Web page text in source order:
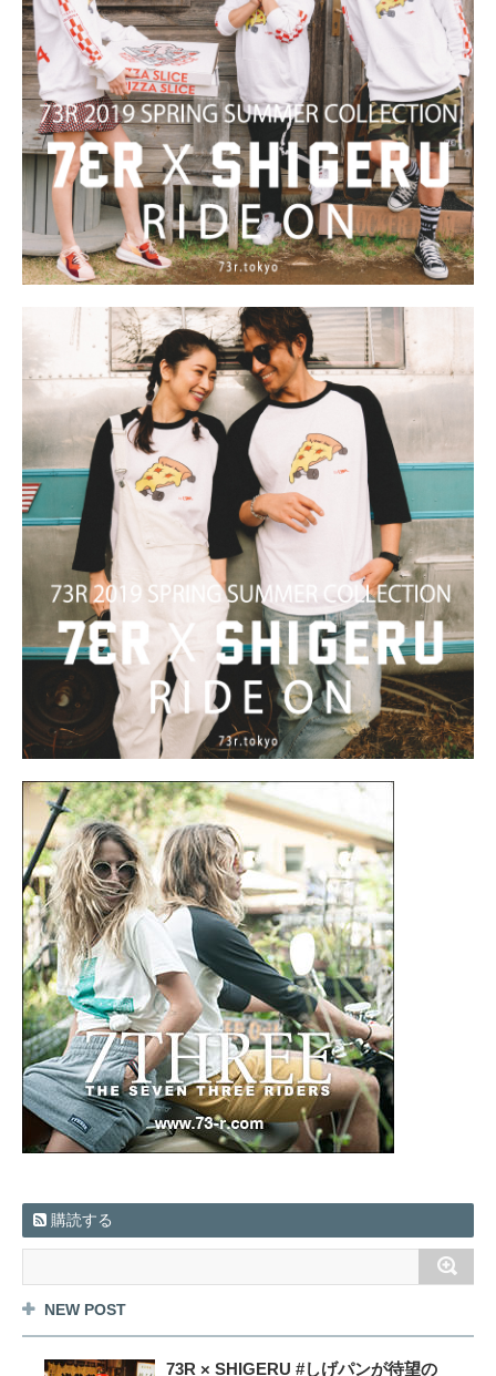
購読する
NEW POST
73R × SHIGERU #しげパンが待望の